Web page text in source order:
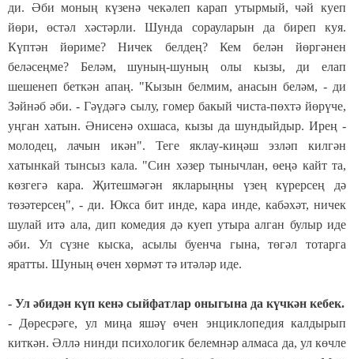
ди. Әби моның күзенә чекәлеп карап утырмый, чәй куеп
йөри, өстәл хәстәрли. Шунда сорауларын да биреп куя.
Күптән йөриме? Ничек белдең? Кем белән йөргәнен
беләсеңме? Беләм, шуның-шуның олы кызы, ди елап
шешенеп беткән апаң. "Кызын белмим, анасын беләм, - ди
Зәйнәб әби. - Гәүдәгә сылу, гомер бакый чиста-пөхтә йөрүче,
уңган хатын. Әнисенә охшаса, кызы да шундыйдыр. Ирең -
молодец, лачын икән". Теге яклау-киңәш эзләп килгән
хатынкай тынсыз кала. "Син хәзер тынычлан, өеңә кайт та,
көзгегә кара. Җитешмәгән якларыңны үзең күрерсең дә
төзәтерсең", - ди. Юкса бит инде, кара инде, кабәхәт, ничек
шулай итә ала, дип комедия дә куеп утыра алган булыр иде
әби. Ул сүзне кыска, асылы буенча гына, төгәл тотарга
яратты. Шуның өчен хөрмәт тә итәләр иде.
- Ул әбидән күп кенә сыйфатлар оныгына да күчкән кебек.
- Дөресрәге, ул миңа яшәү өчен энциклопедия калдырып
киткән. Әллә нинди психологик белемнәр алмаса да, ул көчле